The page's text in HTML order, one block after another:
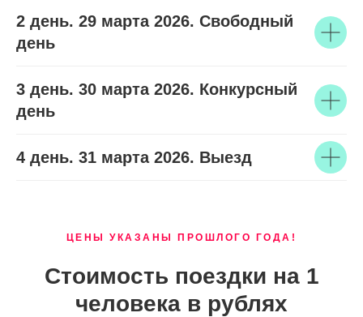
2 день. 29 марта 2026. Свободный
день
3 день. 30 марта 2026. Конкурсный
день
4 день. 31 марта 2026. Выезд
ЦЕНЫ УКАЗАНЫ ПРОШЛОГО ГОДА!
Стоимость поездки на 1
человека в рублях